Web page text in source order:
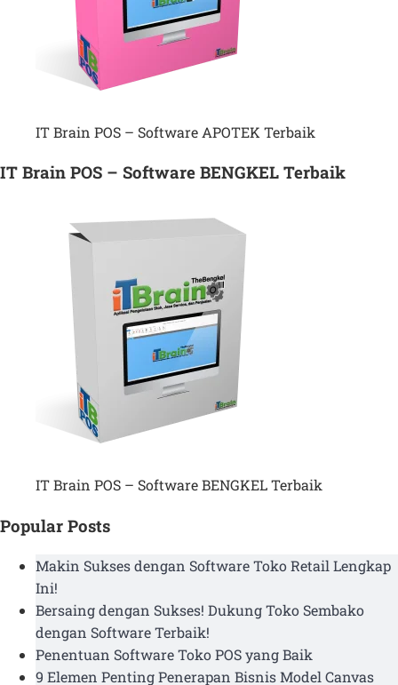
IT Brain POS – Software APOTEK Terbaik
IT Brain POS – Software BENGKEL Terbaik
IT Brain POS – Software BENGKEL Terbaik
Popular Posts
Makin Sukses dengan Software Toko Retail Lengkap
Ini!
Bersaing dengan Sukses! Dukung Toko Sembako
dengan Software Terbaik!
Penentuan Software Toko POS yang Baik
9 Elemen Penting Penerapan Bisnis Model Canvas